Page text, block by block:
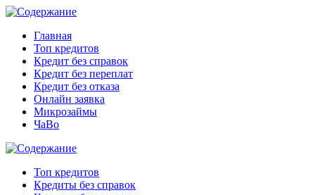
Главная
Топ кредитов
Кредит без справок
Кредит без переплат
Кредит без отказа
Онлайн заявка
Микрозаймы
ЧаВо
Топ кредитов
Кредиты без справок